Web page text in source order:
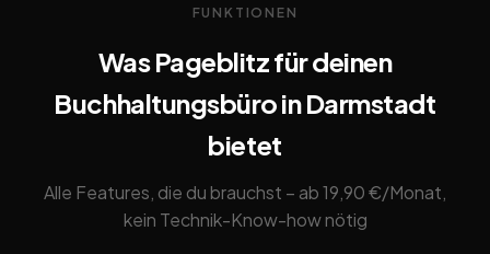
FUNKTIONEN
Was Pageblitz für deinen
Buchhaltungsbüro in Darmstadt
bietet
Alle Features, die du brauchst – ab 19,90 €/Monat,
kein Technik-Know-how nötig